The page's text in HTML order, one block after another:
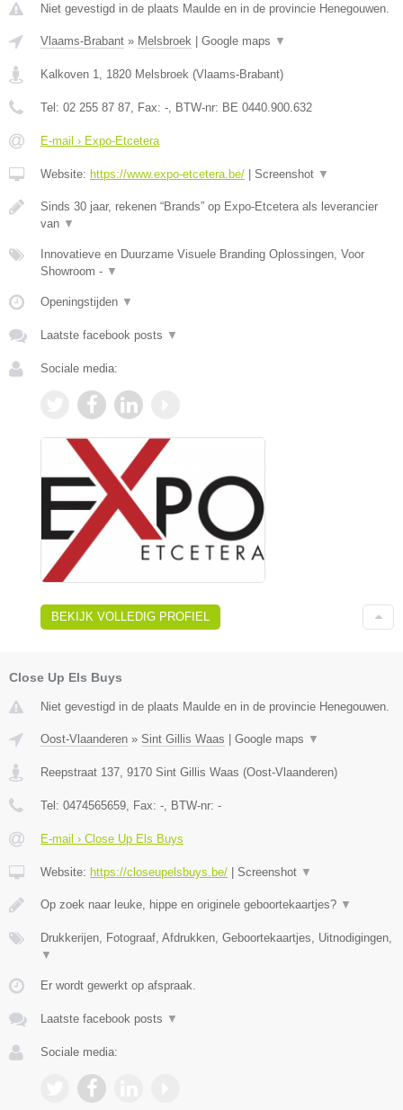
Niet gevestigd in de plaats Maulde en in de provincie Henegouwen.
Vlaams-Brabant » Melsbroek | Google maps ▼
Kalkoven 1 1820 Melsbroek (Vlaams-Brabant)
Tel: 02 255 87 87 , Fax: - , BTW-nr: BE 0440.900.632
E-mail › Expo-Etcetera
Website: https://www.expo-etcetera.be/ | Screenshot ▼
Sinds 30 jaar, rekenen “Brands” op Expo-Etcetera als leverancier
van ▼
Innovatieve en Duurzame Visuele Branding Oplossingen, Voor
Showroom - ▼
Openingstijden ▼
Laatste facebook posts ▼
Sociale media:
BEKIJK VOLLEDIG PROFIEL
Close Up Els Buys
Niet gevestigd in de plaats Maulde en in de provincie Henegouwen.
Oost-Vlaanderen » Sint Gillis Waas Google maps ▼
Reepstraat 137, 9170 Sint Gillis Waas (Oost-Vlaanderen)
Tel: 0474565659, Fax: -, BTW-nr: -
E-mail › Close Up Els Buys
Website: https://closeupelsbuys.be/ Screenshot ▼
Op zoek naar leuke, hippe en originele geboortekaartjes? ▼
Drukkerijen, Fotograaf, Afdrukken, Geboortekaartjes, Uitnodigingen,
▼
Er wordt gewerkt op afspraak.
Laatste facebook posts ▼
Sociale media: